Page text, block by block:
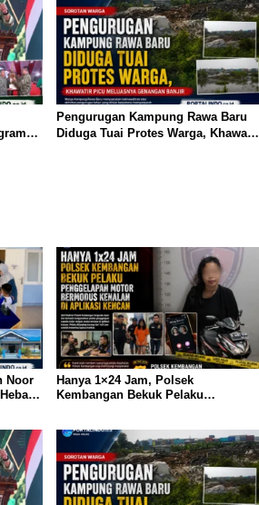
Pengurugan Kampung Rawa Baru
Diduga Tuai Protes Warga, Khawatir
Noor
Hanya 1×24 Jam, Polsek
Kembangan Bekuk Pelaku